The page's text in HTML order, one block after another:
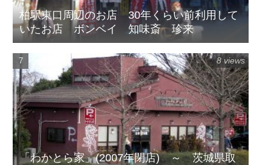
柏駅東口周辺のお店 30年くらい前利用して
いたお店 ボンベイ 知味斎 珍来
「わかとら家」(2007年閉店) ～ 茨城県取
8 views